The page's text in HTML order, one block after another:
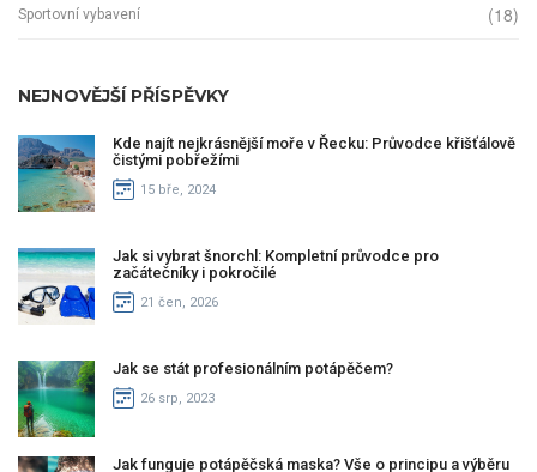
Sportovní vybavení (18)
NEJNOVĚJŠÍ PŘÍSPĚVKY
Kde najít nejkrásnější moře v Řecku: Průvodce křišťálově
čistými pobřežími
15 bře, 2024
Jak si vybrat šnorchl: Kompletní průvodce pro
začátečníky i pokročilé
21 čen, 2026
Jak se stát profesionálním potápěčem?
26 srp, 2023
Jak funguje potápěčská maska? Vše o principu a výběru